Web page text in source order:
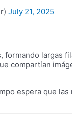
July 21, 2025
formando largas
compartían
espera que